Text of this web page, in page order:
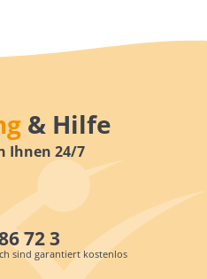
& Hilfe
Ihnen 24/7
72 3
sind garantiert kostenlos